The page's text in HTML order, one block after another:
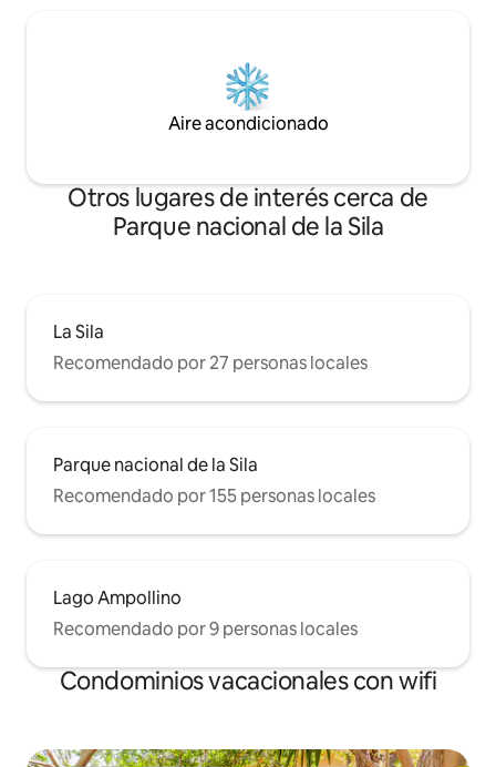
Aire acondicionado
Otros lugares de interés cerca de
Parque nacional de la Sila
La Sila
Recomendado por 27 personas locales
Parque nacional de la Sila
Recomendado por 155 personas locales
Lago Ampollino
Recomendado por 9 personas locales
Condominios vacacionales con wifi